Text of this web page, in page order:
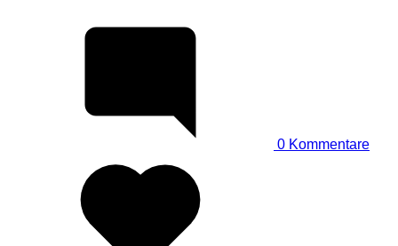
0 Kommentare